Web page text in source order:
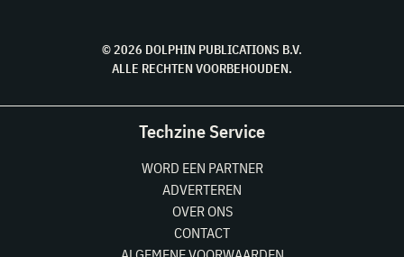
© 2026 DOLPHIN PUBLICATIONS B.V.
ALLE RECHTEN VOORBEHOUDEN.
Techzine Service
WORD EEN PARTNER
ADVERTEREN
OVER ONS
CONTACT